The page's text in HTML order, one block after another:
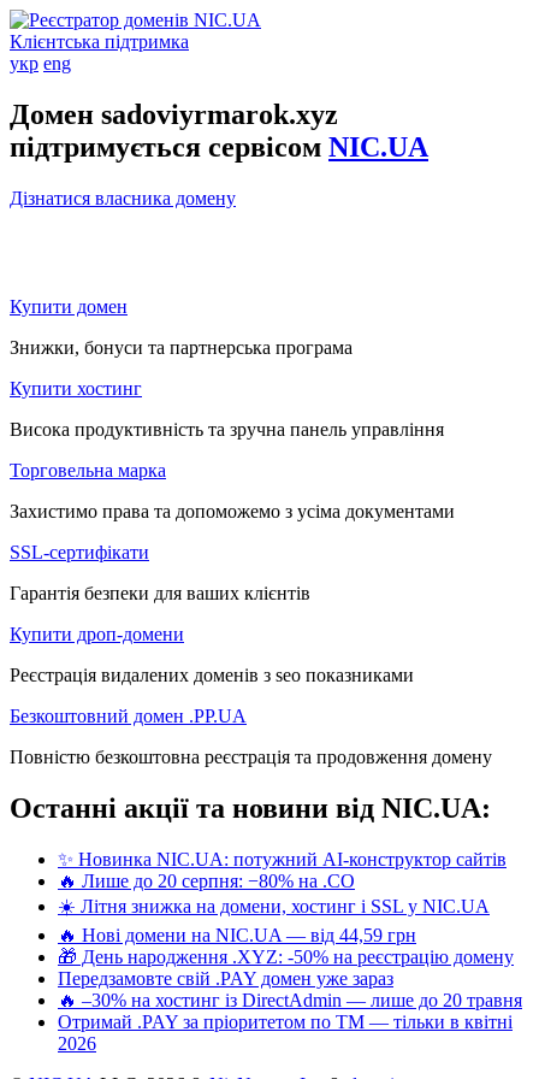
Клієнтська підтримка
укр eng
Домен sadoviyrmarok.xyz
підтримується сервісом NIC.UA
Дізнатися власника домену
Купити домен
Знижки, бонуси та партнерська програма
Купити хостинг
Висока продуктивність та зручна панель управління
Торговельна марка
Захистимо права та допоможемо з усіма документами
SSL-сертифікати
Гарантія безпеки для ваших клієнтів
Купити дроп-домени
Реєстрація видалених доменів з seo показниками
Безкоштовний домен .PP.UA
Повністю безкоштовна реєстрація та продовження домену
Останні акції та новини від NIC.UA:
✨ Новинка NIC.UA: потужний AI-конструктор сайтів
🔥 Лише до 20 серпня: −80% на .CO
☀️ Літня знижка на домени, хостинг і SSL у NIC.UA
🔥 Нові домени на NIC.UA — від 44,59 грн
🎁 День народження .XYZ: -50% на реєстрацію домену
Передзамовте свій .PAY домен уже зараз
🔥 –30% на хостинг із DirectAdmin — лише до 20 травня
Отримай .PAY за пріоритетом по ТМ — тільки в квітні
2026